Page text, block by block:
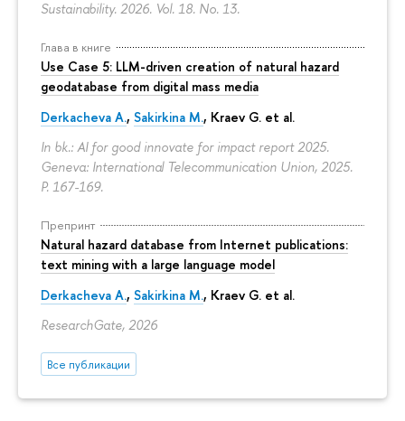
Sustainability. 2026. Vol. 18. No. 13.
Глава в книге
Use Case 5: LLM-driven creation of natural hazard
geodatabase from digital mass media
Derkacheva A., Sakirkina M., Kraev G. et al.
In bk.: AI for good innovate for impact report 2025.
Geneva: International Telecommunication Union, 2025.
P. 167-169.
Препринт
Natural hazard database from Internet publications:
text mining with a large language model
Derkacheva A., Sakirkina M., Kraev G. et al.
ResearchGate, 2026
Все публикации